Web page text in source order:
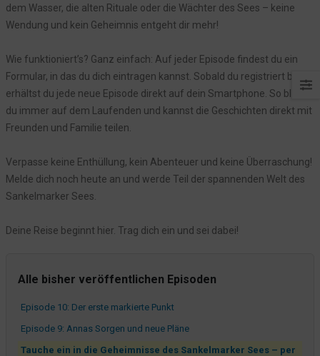
dem Wasser, die alten Rituale oder die Wächter des Sees – keine
Wendung und kein Geheimnis entgeht dir mehr!
Wie funktioniert’s? Ganz einfach: Auf jeder Episode findest du ein
Formular, in das du dich eintragen kannst. Sobald du registriert bist,
erhältst du jede neue Episode direkt auf dein Smartphone. So bleibst
du immer auf dem Laufenden und kannst die Geschichten direkt mit
Freunden und Familie teilen.
Verpasse keine Enthüllung, kein Abenteuer und keine Überraschung!
Melde dich noch heute an und werde Teil der spannenden Welt des
Sankelmarker Sees.
Deine Reise beginnt hier. Trag dich ein und sei dabei!
Alle bisher veröffentlichen Episoden
Was bisher geschah: Die Geheimnisse des Sankelmarker Sees
Episode 19: Das Echo der Glocke
Episode 18: Der Fremde und die Wahrheit im Nebel
Episode 17: Das Rätsel der Kristalle
Anna und die Stimmen der Vergangenheit
Episode 14: Der verborgene Tunnel
Episode 12: Das Tagebuch des Fremden
Unbekannte
Episode 10: Der erste markierte Punkt
Episode 9: Annas Sorgen und neue Pläne
Tauche ein in die Geheimnisse des Sankelmarker Sees – per